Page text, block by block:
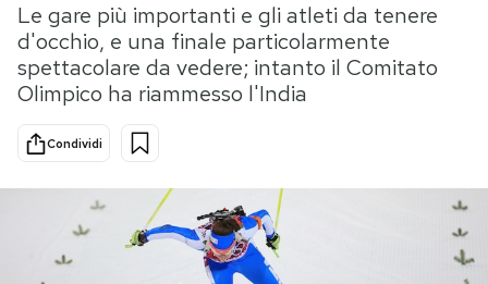
Politica
Tecnologia
Internet
Scienza
Cultura
Economia
Consumismi
Storie/Idee
Ok Boomer!
Altrecose
Mondiali calcio 2026
Le gare più importanti e gli atleti da tenere
d'occhio, e una finale particolarmente
spettacolare da vedere; intanto il Comitato
Olimpico ha riammesso l'India
Condividi